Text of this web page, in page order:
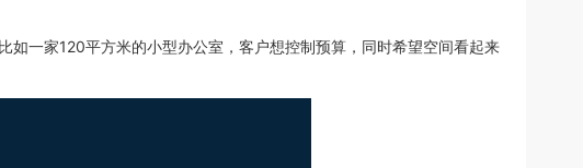
如一家120平方米的小型办公室，客户想控制预算，同时希望空间看起来